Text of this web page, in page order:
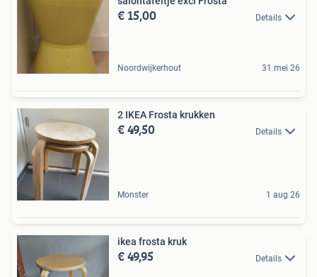
€ 15,00 Details
Noordwijkerhout 31 mei 26
2 IKEA Frosta krukken
€ 49,50 Details
Monster 1 aug 26
ikea frosta kruk
€ 49,95 Details